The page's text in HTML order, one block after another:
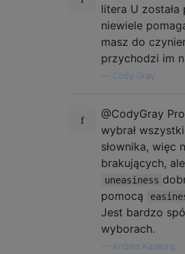
litera U
niewiele
masz do
przychodzi im
Cody Gray
@CodyGray
wybrał
słownika, więc
brakujących,
uneasiness
pomocą
Jest bardzo
wyborach.
Anders Kaseorg,